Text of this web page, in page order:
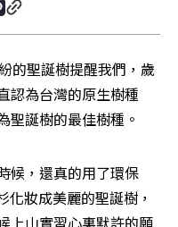
的聖誕樹提醒我們，歲
認為台灣的原生樹種
聖誕樹的最佳樹種。
候，還真的用了環保
化妝成美麗的聖誕樹，
上山實習心裏默許的願